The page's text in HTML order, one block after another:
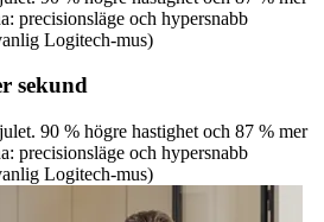
precisionsläge och hypersnabb
Logitech-mus)
sekund
90 % högre hastighet och 87 % mer
precisionsläge och hypersnabb
Logitech-mus)